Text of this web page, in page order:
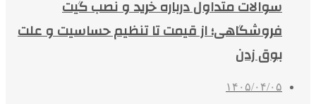
سوالات متداول درباره خرید و نصب گیت
فروشگاهی؛ از قیمت تا تنظیم حساسیت و علت
بوق زدن
۱۴۰۵/۰۴/۰۵